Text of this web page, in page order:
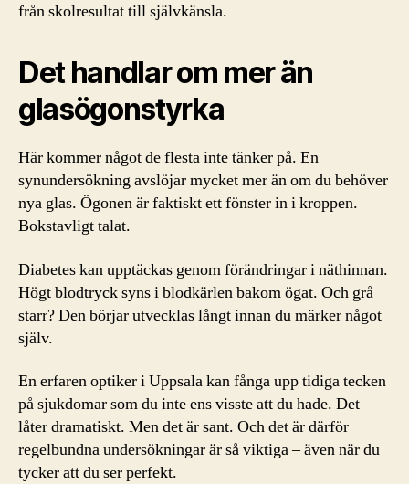
från skolresultat till självkänsla.
Det handlar om mer än
glasögonstyrka
Här kommer något de flesta inte tänker på. En
synundersökning avslöjar mycket mer än om du behöver
nya glas. Ögonen är faktiskt ett fönster in i kroppen.
Bokstavligt talat.
Diabetes kan upptäckas genom förändringar i näthinnan.
Högt blodtryck syns i blodkärlen bakom ögat. Och grå
starr? Den börjar utvecklas långt innan du märker något
själv.
En erfaren optiker i Uppsala kan fånga upp tidiga tecken
på sjukdomar som du inte ens visste att du hade. Det
låter dramatiskt. Men det är sant. Och det är därför
regelbundna undersökningar är så viktiga – även när du
tycker att du ser perfekt.